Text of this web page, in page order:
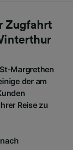
Zugfahrt
Margrethen
der am
Reise zu